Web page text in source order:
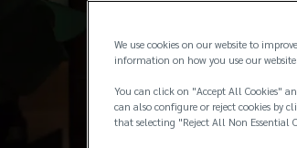
We use cookies on our website to
information on how you use our website.
You can click on "Accept All Cookies"
can also configure or reject cookies by
that selecting "Reject All Non Essential